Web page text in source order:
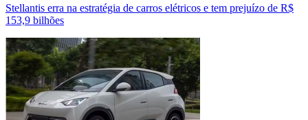
Stellantis erra na estratégia de carros elétricos e tem prejuízo de R$
153,9 bilhões